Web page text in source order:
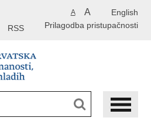
English
A A
Prilagodba pristupačnosti
RSS